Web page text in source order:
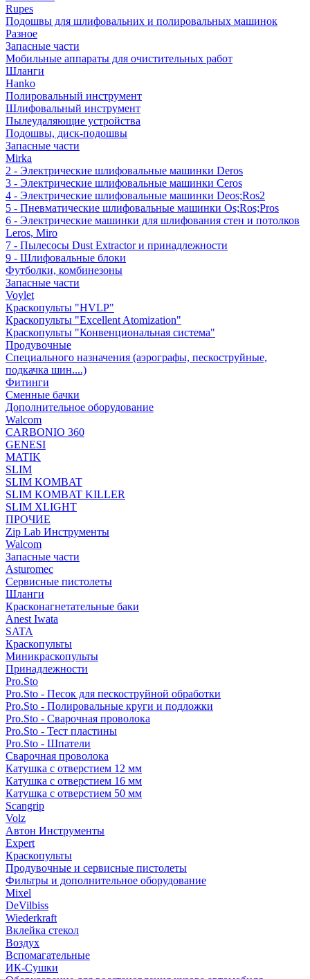
Rupes
Подошвы для шлифовальних и полировальных машинок
Разное
Запасные части
Мобильные аппараты для очистительных работ
Шланги
Hanko
Полировальный инструмент
Шлифовальный инструмент
Пылеудаляющие устройства
Подошвы, диск-подошвы
Запасные части
Mirka
2 - Электрические шлифовальные машинки Deros
3 - Электрические шлифовальные машинки Ceros
4 - Электрические шлифовальные машинки Deos;Ros2
5 - Пневматические шлифовальные машинки Os;Ros;Pros
6 - Электрические машинки для шлифования стен и потолков
Leros, Miro
7 - Пылесосы Dust Extractor и принадлежности
9 - Шлифовальные блоки
Футболки, комбинезоны
Запасные части
Voylet
Краскопульты "HVLP"
Краскопульты "Excellent Atomization"
Краскопульты "Конвенциональная система"
Продувочные
Специального назначения (аэрографы, пескоструйные,
подкачка шин....)
Фитинги
Сменные бачки
Дополнительное оборудование
Walcom
CARBONIO 360
GENESI
MATIK
SLIM
SLIM KOMBAT
SLIM KOMBAT KILLER
SLIM XLIGHT
ПРОЧИЕ
Zip Lab Инструменты
Walсom
Запасные части
Asturomec
Сервисные пистолеты
Шланги
Красконагнетательные баки
Anest Iwata
SATA
Краскопульты
Миникраскопульты
Принадлежности
Pro.Sto
Pro.Sto - Песок для пескоструйной обработки
Pro.Sto - Полировальные круги и подложки
Pro.Sto - Сварочная проволока
Pro.Sto - Тест пластины
Pro.Sto - Шпатели
Сварочная проволока
Катушка с отверстием 12 мм
Катушка с отверстием 16 мм
Катушка с отверстием 50 мм
Scangrip
Volz
Автон Инструменты
Expert
Краскопульты
Продувочные и сервисные пистолеты
Фильтры и дополнительное оборудование
Mixel
DeVilbiss
Wiederkraft
Вклейка стекол
Воздух
Вспомагательные
ИК-Сушки